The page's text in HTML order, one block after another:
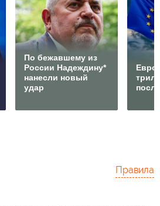
По бежавшему из
России Надеждину*
нанесли новый
удар
Правила